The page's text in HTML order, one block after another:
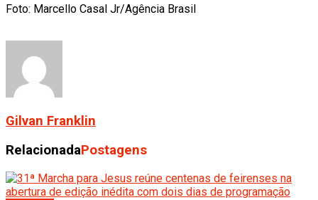
Foto: Marcello Casal Jr/Agência Brasil
Gilvan Franklin
RelacionadaPostagens